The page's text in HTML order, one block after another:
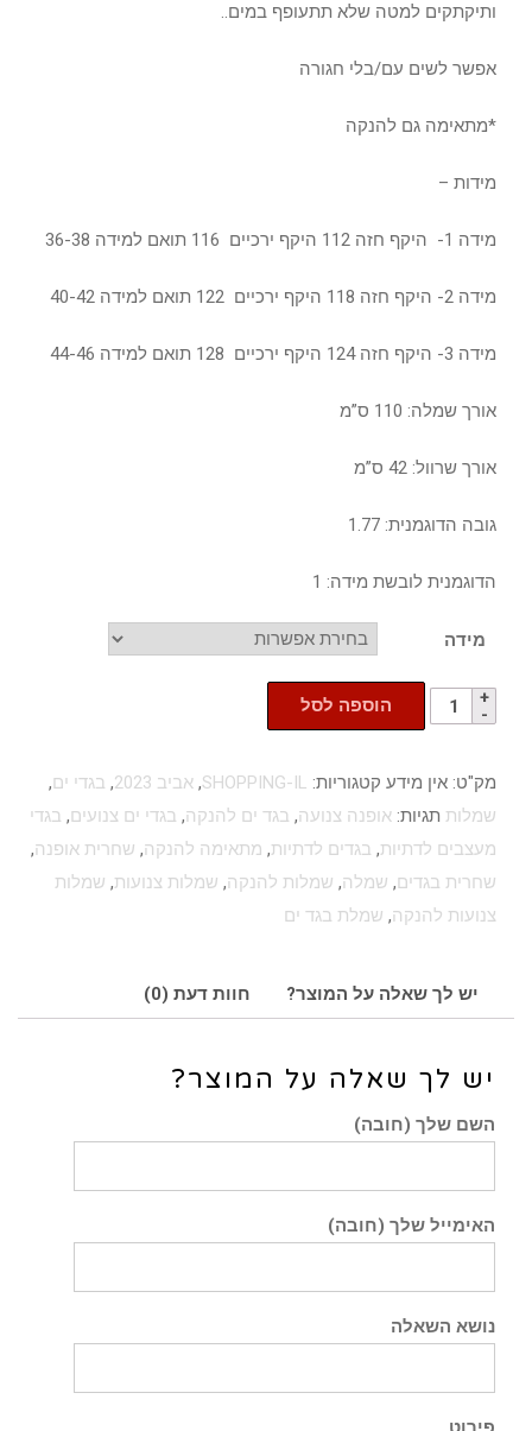
ותיקתקים למטה שלא תתעופף במים..
אפשר לשים עם/בלי חגורה
*מתאימה גם להנקה
מידות –
מידה 1- היקף חזה 112 היקף ירכיים 116 תואם למידה 36-38
מידה 2- היקף חזה 118 היקף ירכיים 122 תואם למידה 40-42
מידה 3- היקף חזה 124 היקף ירכיים 128 תואם למידה 44-46
אורך שמלה: 110 ס”מ
אורך שרוול: 42 ס”מ
גובה הדוגמנית: 1.77
הדוגמנית לובשת מידה: 1
מידה
הוספה לסל
מק"ט: אין מידע קטגוריות: SHOPPING-IL
, אביב 2023 , בגדי ים,
שמלות תגיות: אופנה צנועה, בגד ים להנקה, בגדי ים צנועים, בגדי
מעצבים לדתיות, בגדים לדתיות, מתאימה להנקה, שחרית אופנה,
שחרית בגדים, שמלה, שמלות להנקה, שמלות צנועות, שמלות
צנועות להנקה, שמלת בגד ים
יש לך שאלה על המוצר? חוות דעת (0)
יש לך שאלה על המוצר?
השם שלך (חובה)
האימייל שלך (חובה)
נושא השאלה